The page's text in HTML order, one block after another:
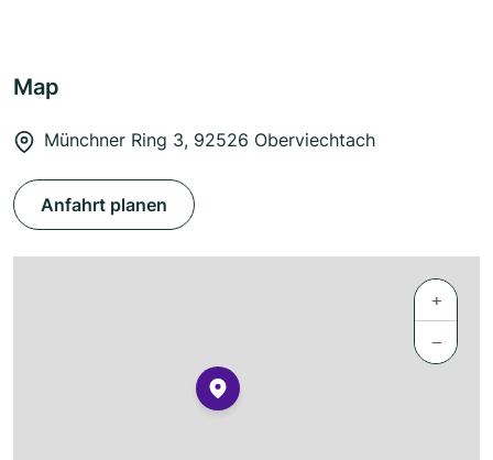
Map
Münchner Ring 3, 92526 Oberviechtach
Anfahrt planen
+
−